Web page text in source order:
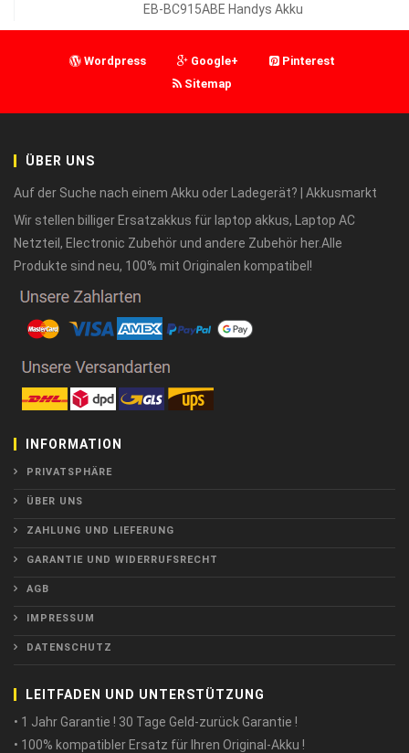
EB-BC915ABE Handys Akku
Wordpress Google+
Pinterest
Sitemap
ÜBER UNS
Auf der Suche nach einem Akku oder Ladegerät? | Akkusmarkt
Wir stellen billiger Ersatzakkus für laptop akkus, Laptop AC
Netzteil, Electronic Zubehör und andere Zubehör her.Alle
Produkte sind neu, 100% mit Originalen kompatibel!
INFORMATION
PRIVATSPHÄRE
ÜBER UNS
ZAHLUNG UND LIEFERUNG
GARANTIE UND WIDERRUFSRECHT
AGB
IMPRESSUM
DATENSCHUTZ
LEITFADEN UND UNTERSTÜTZUNG
• 1 Jahr Garantie ! 30 Tage Geld-zurück Garantie !
• 100% kompatibler Ersatz für Ihren Original-Akku !